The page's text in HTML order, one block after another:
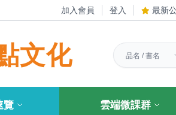
加入會員 登入 最新
文化
覽 雲端微課群